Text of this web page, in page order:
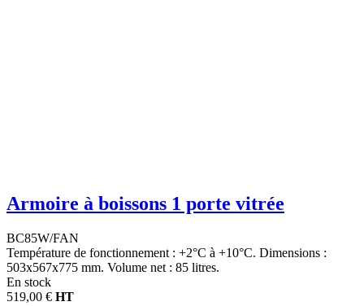
Armoire à boissons 1 porte vitrée
BC85W/FAN
Température de fonctionnement : +2°C à +10°C. Dimensions :
503x567x775 mm. Volume net : 85 litres.
En stock
519,00 € HT